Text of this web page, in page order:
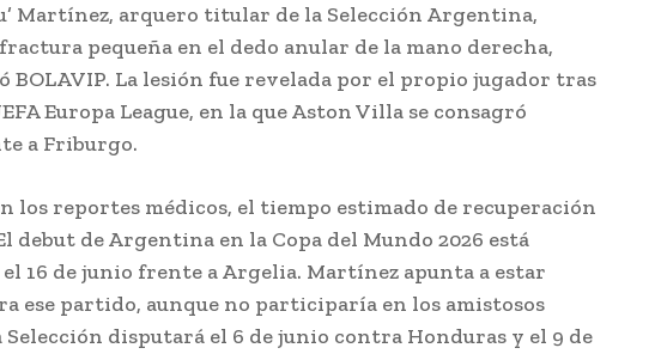
Martínez, arquero titular de la Selección Argentina,
pequeña en el dedo anular de la mano derecha,
BOLAVIP. La lesión fue revelada por el propio jugador tras
Europa League, en la que Aston Villa se consagró
a Friburgo.
los reportes médicos, el tiempo estimado de recuperación
debut de Argentina en la Copa del Mundo 2026 está
16 de junio frente a Argelia. Martínez apunta a estar
ese partido, aunque no participaría en los amistosos
Selección disputará el 6 de junio contra Honduras y el 9 de